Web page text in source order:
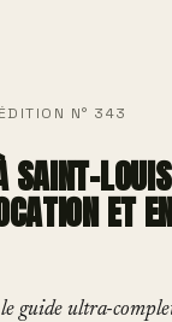
ÉDITION N° 343
SAINT-
ET
le guide ultra-